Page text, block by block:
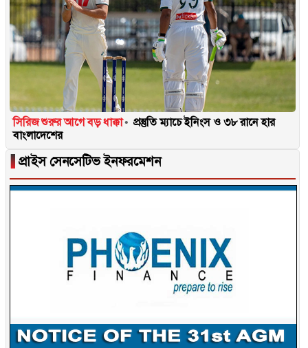
সিরিজ শুরুর আগে বড় ধাক্কা
প্রস্তুতি ম্যাচে ইনিংস ও ৩৮ রানে হার
বাংলাদেশের
▐ প্রাইস সেনসেটিভ ইনফরমেশন